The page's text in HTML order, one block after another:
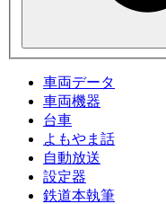
車両データ
車両機器
台車
よもやま話
自動放送
設定器
鉄道本執筆